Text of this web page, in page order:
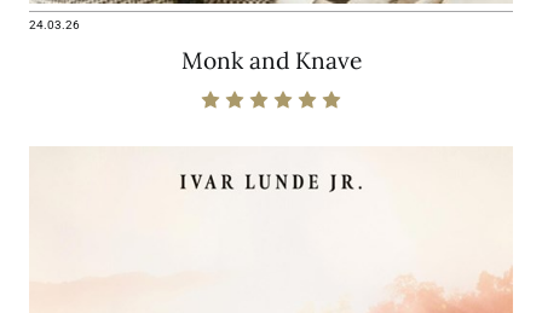
24.03.26
Monk and Knave